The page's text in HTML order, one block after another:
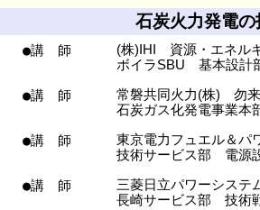
石炭火力発電
●講 師
(株)IHI 資源・エネル
ボイラSBU 基本設
●講 師
常磐共同火力(株) 勿
石炭ガス化発電事業
●講 師
東京電力フュエル＆パ
技術サービス部 電源
●講 師
三菱日立パワーシス
長崎サービス部 技術